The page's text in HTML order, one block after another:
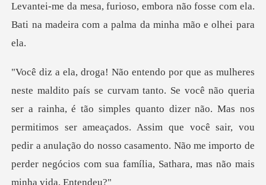
ão fosse com ela.
Bati na madeira com
rainha, é tão simples quanto dizer não. Mas nos
permitimos ser ameaçados. Assim que você sair, vou
pedir a anulação